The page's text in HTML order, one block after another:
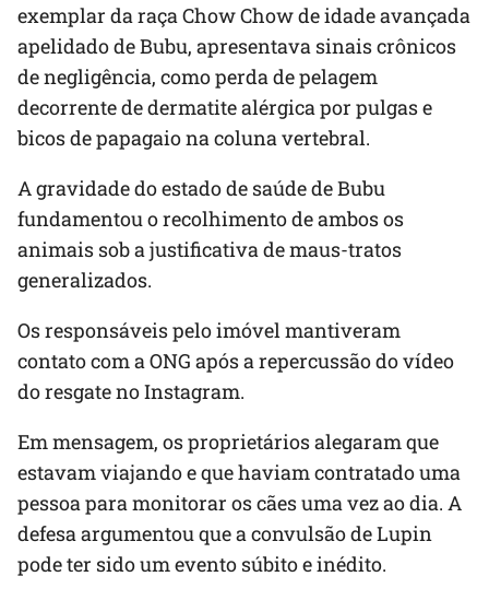
exemplar da raça Chow Chow de idade avançada
apelidado de Bubu, apresentava sinais crônicos
de negligência, como perda de pelagem
decorrente de dermatite alérgica por pulgas e
bicos de papagaio na coluna vertebral.
A gravidade do estado de saúde de Bubu
fundamentou o recolhimento de ambos os
animais sob a justificativa de maus-tratos
generalizados.
Os responsáveis pelo imóvel mantiveram
contato com a ONG após a repercussão do vídeo
do resgate no Instagram.
Em mensagem, os proprietários alegaram que
estavam viajando e que haviam contratado uma
pessoa para monitorar os cães uma vez ao dia. A
defesa argumentou que a convulsão de Lupin
pode ter sido um evento súbito e inédito.